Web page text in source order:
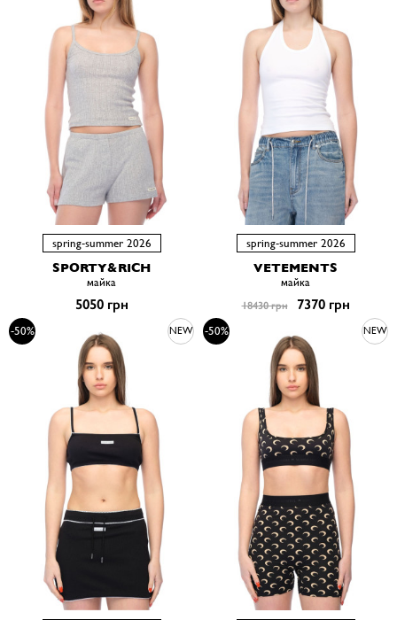
spring-summer 2026
SPORTY&RICH
майка
5050 грн
spring-summer 2026
VETEMENTS
майка
18430 грн 7370 грн
-50% NEW -50% NEW